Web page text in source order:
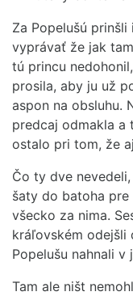
Za Popelušú
vyprávať že jak
tú princu
prosila, aby ju už
aspon na obsluhu.
predcaj odmakla a
ostalo pri tom, že
Čo ty dve
šaty do batoha pre
všecko za nima.
kráľovském odejšli
Popelušu nahnali
Tam ale ništ